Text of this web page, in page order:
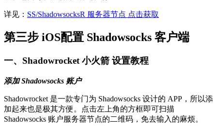
详见： SS/ShadowsocksR 服务器节点 点击获取
第三步 iOS配置 Shadowsocks 客户端
一、Shadowrocket 小火箭 设置教程
添加 Shadowsocks 账户
Shadowrocket 是一款专门为 Shadowsocks 设计的 APP，所以添
加起来也是极其方便。点击左上角的方框即可扫描
Shadowsocks 账户服务器节点的二维码，免去输入的麻烦。